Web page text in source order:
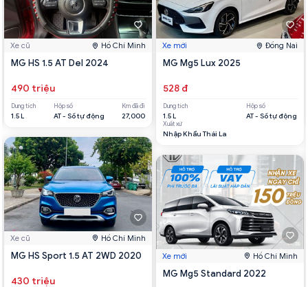
Xe cũ Hồ Chí Minh
MG HS 1.5 AT Del 2024
490 triệu
Dung tích
1.5 L
Hộp số
AT - Số tự động
Km đã đi
27,000
Xe cũ Hồ Chí Minh
MG HS Sport 1.5 AT 2WD 2020
430 triệu
Xe mới Đồng Nai
MG Mg5 Lux 2025
528 đ
Dung tích
1.5 L
Hộp số
AT - Số tự động
Xuất xứ
Nhập Khẩu Thái La
Xe mới Hồ Chí Minh
MG Mg5 Standard 2022